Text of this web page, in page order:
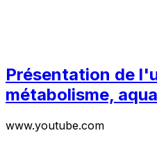
Présentation de
métabolisme,
www.youtube.com